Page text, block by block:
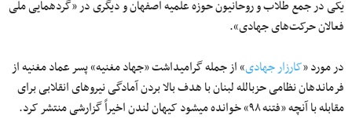
یکی در جمع طلاب و روحانیون حوزه علمیه اصفهان و دیگری در «گردهمایی ملی
فعالان حرکت‌های جهادی».
در مورد «کارزار جهادی» از جمله گرامیداشت «جهاد مغنیه» پسر عماد مغنیه از
فرماندهان نظامی حزب‎الله لبنان با هدف بالا بردن آمادگی نیروهای انقلابی برای
مقابله با آنچه «فتنه ۹۸» خوانده می‎شود کیهان لندن اخیراً گزارشی منتشر کرد.